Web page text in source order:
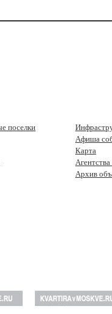
поселки
Афиша
Карта
Архив